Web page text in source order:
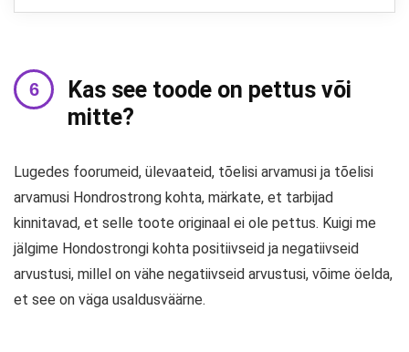
Kas see toode on pettus või
mitte?
Lugedes foorumeid, ülevaateid, tõelisi arvamusi ja tõelisi
arvamusi Hondrostrong kohta, märkate, et tarbijad
kinnitavad, et selle toote originaal ei ole pettus. Kuigi me
jälgime Hondostrongi kohta positiivseid ja negatiivseid
arvustusi, millel on vähe negatiivseid arvustusi, võime öelda,
et see on väga usaldusväärne.